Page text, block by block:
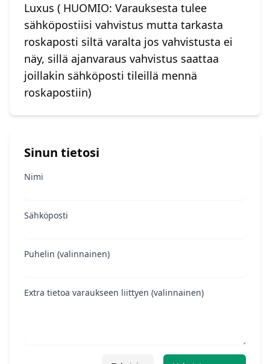
Luxus ( HUOMIO: Varauksesta tulee
sähköpostiisi vahvistus mutta tarkasta
roskaposti siltä varalta jos vahvistusta ei
näy, sillä ajanvaraus vahvistus saattaa
joillakin sähköposti tileillä mennä
roskapostiin)
Sinun tietosi
Nimi
Sähköposti
Puhelin (valinnainen)
Extra tietoa varaukseen liittyen (valinnainen)